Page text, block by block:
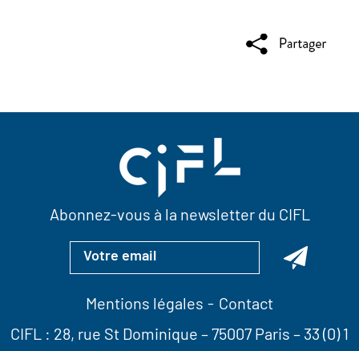
Abonnez-vous à la newsletter du CIFL
Mentions légales
Contact
CIFL : 28, rue St Dominique – 75007 Paris – 33 (0) 1